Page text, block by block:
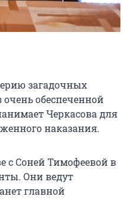
загадочных
обеспеченной
Черкасова для
наказания.
с Соней Тимофеевой в
Они ведут
главной